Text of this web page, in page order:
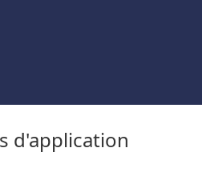
d'application